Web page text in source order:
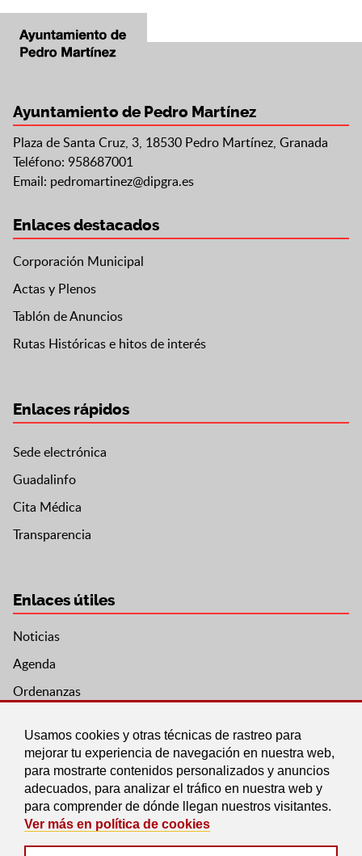
Usamos cookies y otras técnicas de rastreo para
mejorar tu experiencia de navegación en nuestra web,
para mostrarte contenidos personalizados y anuncios
adecuados, para analizar el tráfico en nuestra web y
para comprender de dónde llegan nuestros visitantes.
Ver más en política de cookies
Ayuntamiento de Pedro Martínez
Plaza de Santa Cruz, 3, 18530 Pedro Martínez, Granada
Teléfono: 958687001
Email: pedromartinez@dipgra.es
Enlaces destacados
Corporación Municipal
Actas y Plenos
Tablón de Anuncios
Rutas Históricas e hitos de interés
Enlaces rápidos
Sede electrónica
Guadalinfo
Cita Médica
Transparencia
Enlaces útiles
Noticias
Agenda
Ordenanzas